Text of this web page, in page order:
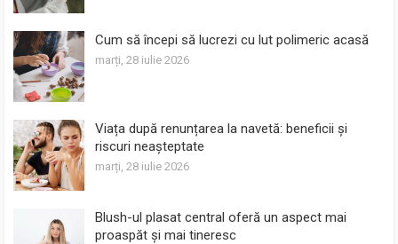
Cum să începi să lucrezi cu lut polimeric acasă
marți, 28 iulie 2026
Viața după renunțarea la navetă: beneficii și
riscuri neașteptate
marți, 28 iulie 2026
Blush-ul plasat central oferă un aspect mai
proaspăt și mai tineresc